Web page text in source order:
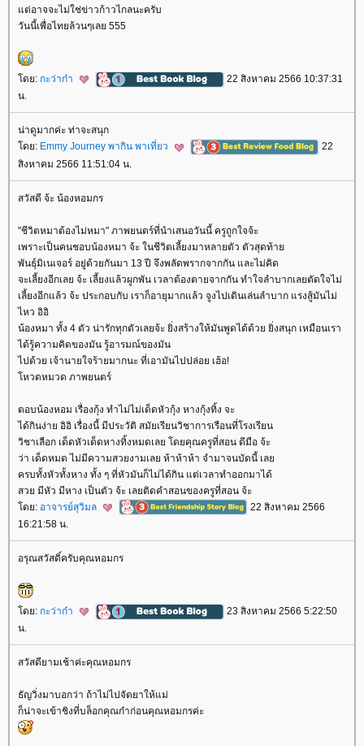
ต่อาจจะไม่ใช่ข่าวก้าวไกลนะครับ
วันนี้เพื่อไทยล้วนๆเลย 555
ดย: กะว่าก๋า
22 สิงหาคม 2566 10:37:31
น.
น่าดูมากค่ะ ท่าจะสนุก
ดย: Emmy Journey พากิน พาเที่ยว
22
สิงหาคม 2566 11:51:04 น.
สวัสดี จ้ะ น้องหอมกร
"ชีวิตหมาต้องไม่หมา" ภาพยนตร์ที่นำเสนอวันนี้ ครูถูกใจจ้ะ
เพราะเป็นคนชอบน้องหมา จ้ะ ในชีวิตเลี้ยงมาหลายตัว ตัวสุดท้า
พันธุ์มิเนเจอร์ อยู่ด้วยกันมา 13 ปี จึงพลัดพรากจากกัน และไม่คิด
จะเลี้ยงอีกเลย จ้ะ เลี้ยงแล้วผูกพัน เวลาต้องตายจากกัน ทำใจลำบากเลยตัดใจไม่
เลี้ยงอีกแล้ว จ้ะ ประกอบกับ เราก็อายุมากแล้ว จูงไปเดินเล่นลำบาก แรงสู้มันไม่
ไหว อิอิ
น้องหมา ทั้ง 4 ตัว น่ารักทุกตัวเลยจ้ะ ยิ่งสร้างให้มันพูดได้ด้วย ยิ่งสนุก เหมือนเรา
ได้รู้ความคิดของมัน รู้อารมณ์ของมัน
ไปด้วย เจ้านายใจร้ายมากนะ ที่เอามันไปปล่อย เฮ้อ!
หวดหมวด ภาพยนตร์
ตอบน้องหอม เรื่องกุ้ง ทำไม่ไม่เด็ดหัวกุ้ง หางกุ้งทิ้ง จะ
ได้กินง่าย อิอิ เรื่องนี้ มีประวัติ สมัยเรียนวิชาการเรือนที่โรงเรียน
วิชาเลือก เด็ดหัวเด็ดหางทิ้งหมดเลย โดยคุณครูที่สอน ตีมือ จ้ะ
ว่า เด็ดหมด ไม่มีความสวยงามเลย ห้าห้าห้า จำมาจนบัดนี้ เล
ครบทั้งหัวทั้งหาง ทั้ง ๆ ที่หัวมันก็ไม่ได้กิน แต่เวลาทำออกมาได้
สวย มีหัว มีหาง เป็นตัว จ้ะ เลยติดคำสอนของครูที่สอน จ้ะ
ดย: อาจารย์สุวิมล
22 สิงหาคม 2566
16:21:58 น.
อรุณสวัสดิ์ครับคุณหอมกร
ดย: กะว่าก๋า
23 สิงหาคม 2566 5:22:50
น.
สวัสดียามเช้าค่ะคุณหอมกร
ธัญวิ่งมาบอกว่า ถ้าไม่ไปจัดยาให้แม่
ก็น่าจะเข้าชิงที่บล็อกคุณก๋าก่อนคุณหอมกรค่ะ